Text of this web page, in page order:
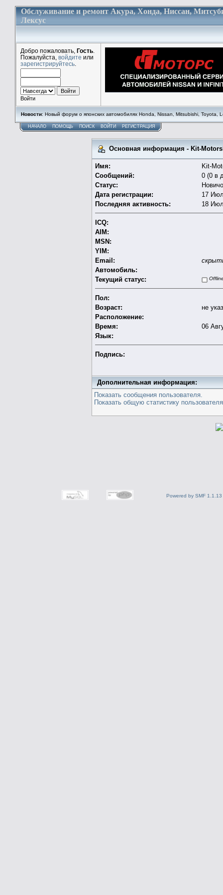
Обслуживание и ремонт Акура, Хонда, Ниссан,
Лексус
Добро пожаловать, Гость
Пожалуйста, войдите или
зарегистрируйтесь
Войти
Новости: Новый форум о японских автомобилях Honda, Nissan, Mitsubishi, Toyota,
НАЧАЛО ПОМОЩЬ ПОИСК ВОЙТИ РЕГИСТРАЦИЯ
Основная информация - Kit-
Имя:
Kit-
Сообщений:
0 (0 в
Статус:
Дата регистрации:
17
Последняя активность:
18
ICQ:
AIM:
MSN:
YIM:
Email:
Автомобиль:
Текущий статус:
Пол:
Возраст:
не
Расположение:
Время:
06
Язык:
Подпись:
Дополнительная информация:
Показать сообщения пользователя.
Показать общую статистику
Powered by SMF 1.1.13